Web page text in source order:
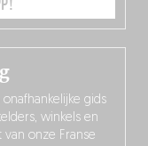
gids
winkels en
onze Franse